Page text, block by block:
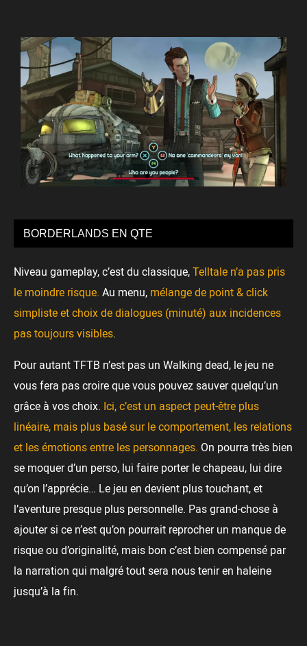
BORDERLANDS EN QTE
Niveau gameplay, c’est du classique,Telltale n’a pas pris
le moindre risque. Au menu, mélange de point & click
simpliste et choix de dialogues (minuté) aux incidences
pas toujours visibles.
Pour autant TFTB n’est pas un Walking dead, le jeu ne
vous fera pas croire que vous pouvez sauver quelqu’un
grâce à vos choix. Ici, c’est un aspect peut-être plus
linéaire, mais plus basé sur le comportement, les relations
et les émotions entre les personnages. On pourra très bien
se moquer d’un perso, lui faire porter le chapeau, lui dire
qu’on l’apprécie… Le jeu en devient plus touchant, et
l’aventure presque plus personnelle. Pas grand-chose à
ajouter si ce n’est qu’on pourrait reprocher un manque de
risque ou d’originalité, mais bon c’est bien compensé par
la narration qui malgré tout sera nous tenir en haleine
jusqu’à la fin.